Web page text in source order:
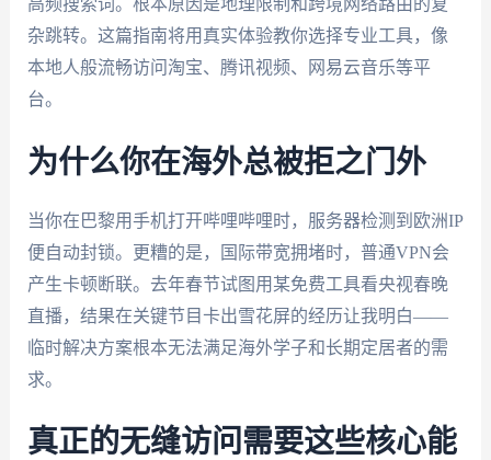
高频搜索词。根本原因是地理限制和跨境网络路由的复
杂跳转。这篇指南将用真实体验教你选择专业工具，像
本地人般流畅访问淘宝、腾讯视频、网易云音乐等平
台。
为什么你在海外总被拒之门外
当你在巴黎用手机打开哔哩哔哩时，服务器检测到欧洲IP
便自动封锁。更糟的是，国际带宽拥堵时，普通VPN会
产生卡顿断联。去年春节试图用某免费工具看央视春晚
直播，结果在关键节目卡出雪花屏的经历让我明白——
临时解决方案根本无法满足海外学子和长期定居者的需
求。
真正的无缝访问需要这些核心能